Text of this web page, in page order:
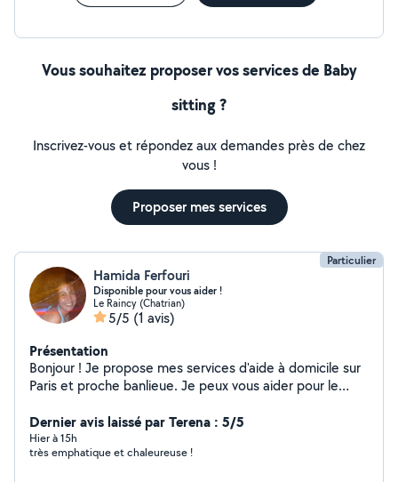
contacter pour échanger . Merci À bientôt !
Vous souhaitez proposer vos services de Baby
sitting ?
Inscrivez-vous et répondez aux demandes près de chez
vous !
Proposer mes services
Particulier
Hamida Ferfouri
Disponible pour vous aider !
Le Raincy (Chatrian)
5/5 (1 avis)
Présentation
Bonjour ! Je propose mes services d'aide à domicile sur
Paris et proche banlieue. Je peux vous aider pour le
que les petits services du quotidien. J'ai aussi de
l'expérience avec les enfants et les personnes âgées.
Sérieuse, chaleureuse, organisée et soigneuse, je réalise
Dernier avis laissé par Terena : 5/5
Hier à 15h
très emphatique et chaleureuse !